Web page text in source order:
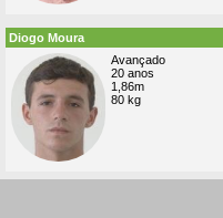
Diogo Moura
Avançado
20 anos
1,86m
80 kg